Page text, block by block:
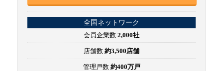
全国ネットワーク
会員企業数 2,000社
店舗数 約3,500店舗
管理戸数 約400万戸